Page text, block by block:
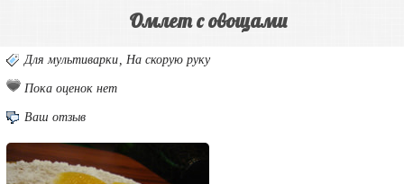
Омлет с овощами
Для мультиварки, На скорую руку
Пока оценок нет
Ваш отзыв